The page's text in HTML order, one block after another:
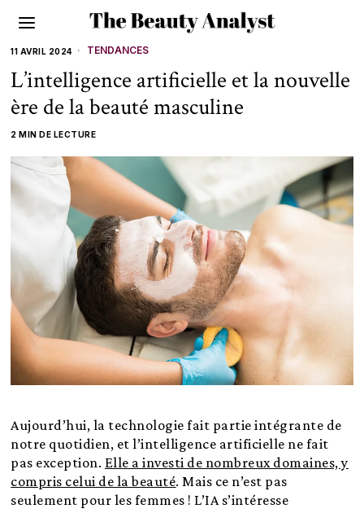
11 AVRIL 2024 TENDANCES
L’intelligence artificielle et la nouvelle
ère de la beauté masculine
2 MIN DE LECTURE
Aujourd’hui, la technologie fait partie intégrante de
notre quotidien, et l’intelligence artificielle ne fait
pas exception. Elle a investi de nombreux domaines, y
compris celui de la beauté. Mais ce n’est pas
seulement pour les femmes ! L’IA s’intéresse